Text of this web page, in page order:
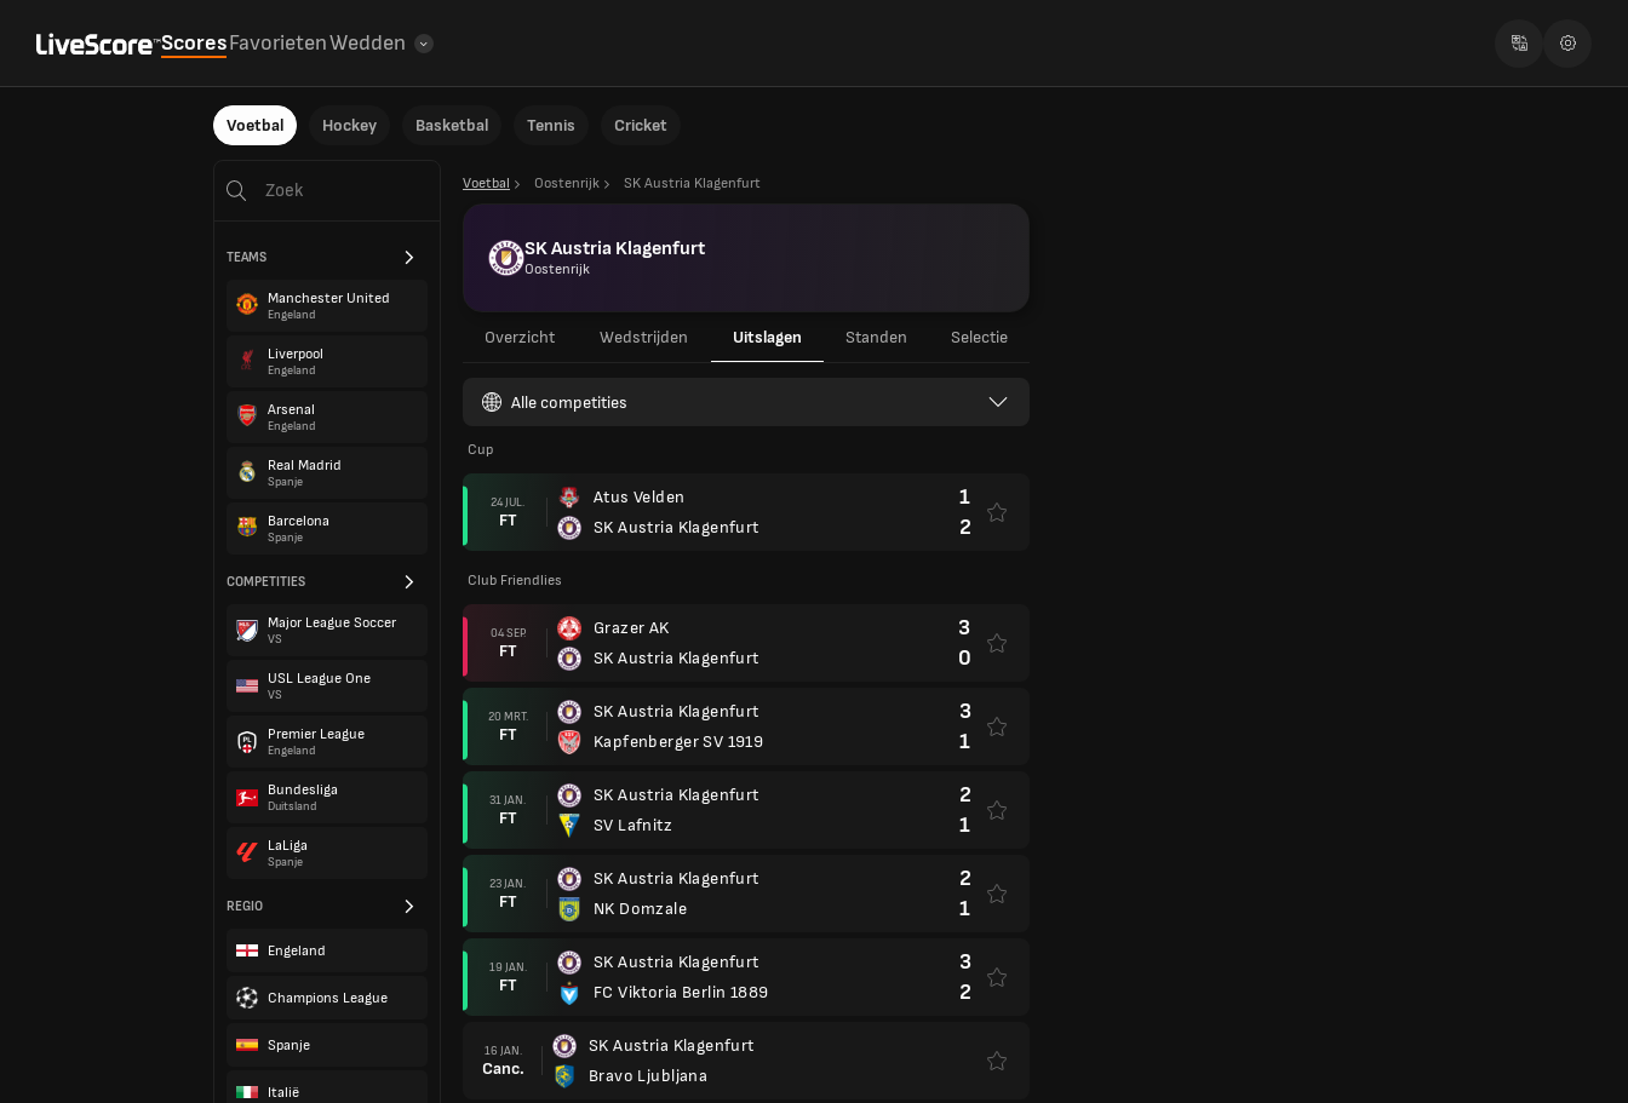
ScoresFavorietenWedden
Voetbal Hockey Basketbal Tennis Cricket
TEAMS
Manchester United
Engeland
Liverpool
Engeland
Arsenal
Engeland
Real Madrid
Spanje
Barcelona
Spanje
COMPETITIES
Major League Soccer
VS
USL League One
VS
Premier League
Engeland
Bundesliga
Duitsland
LaLiga
Spanje
REGIO
Engeland
Champions League
Spanje
Italië
Voetbal Oostenrijk SK Austria Klagenfurt
SK Austria Klagenfurt
Oostenrijk
Overzicht Wedstrijden Uitslagen Standen Selectie
Alle competities
Cup
24 JUL.
FT
Atus Velden
SK Austria Klagenfurt
1
2
Club Friendlies
04 SEP.
FT
Grazer AK
SK Austria Klagenfurt
3
0
20 MRT.
FT
SK Austria Klagenfurt
Kapfenberger SV 1919
3
1
31 JAN.
FT
SK Austria Klagenfurt
SV Lafnitz
2
1
23 JAN.
FT
SK Austria Klagenfurt
NK Domzale
2
1
19 JAN.
FT
SK Austria Klagenfurt
FC Viktoria Berlin 1889
3
2
16 JAN.
Canc.
SK Austria Klagenfurt
Bravo Ljubljana